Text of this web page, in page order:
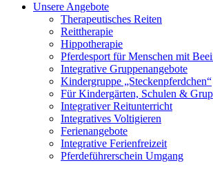
Unsere Angebote
Therapeutisches Reiten
Reittherapie
Hippotherapie
Pferdesport für Menschen mit
Integrative Gruppenangebote
Kindergruppe „Steckenpferdchen“
Für Kindergärten, Schulen &
Integrativer Reitunterricht
Integratives Voltigieren
Ferienangebote
Integrative Ferienfreizeit
Pferdeführerschein Umgang